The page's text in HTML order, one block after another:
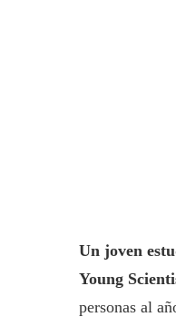
Un joven
Young
personas al